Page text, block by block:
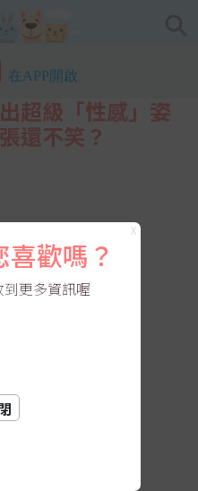
在APP開啟
超級「性感」姿
還不笑？
X
歡嗎？
更多資訊喔